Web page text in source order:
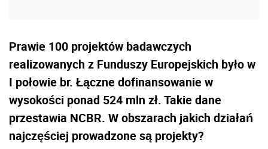
Prawie 100 projektów badawczych
realizowanych z Funduszy Europejskich było w
I połowie br. Łączne dofinansowanie w
wysokości ponad 524 mln zł. Takie dane
przestawia NCBR. W obszarach jakich działań
najczęściej prowadzone są projekty?